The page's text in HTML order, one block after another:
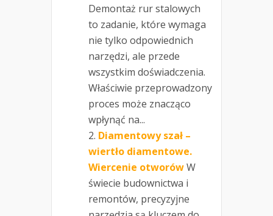
Demontaż rur stalowych
to zadanie, które wymaga
nie tylko odpowiednich
narzędzi, ale przede
wszystkim doświadczenia.
Właściwie przeprowadzony
proces może znacząco
wpłynąć na...
Diamentowy szał –
wiertło diamentowe.
Wiercenie otworówW
świecie budownictwa i
remontów, precyzyjne